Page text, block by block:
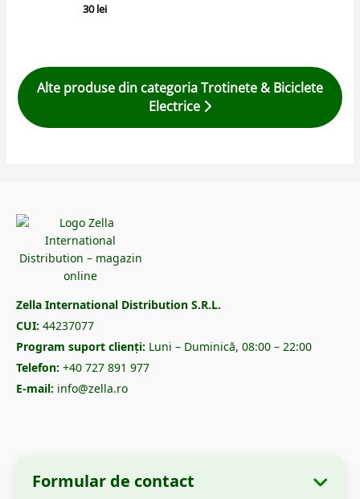
30lei
Alte produse din categoria Trotinete & Biciclete
Electrice
Zella International Distribution S.R.L.
CUI: 44237077
Program suport clienți: Luni – Duminică, 08:00 – 22:00
Telefon: +40 727 891 977
E-mail: info@zella.ro
Formular de contact